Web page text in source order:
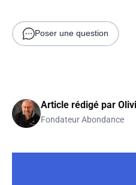
Poser une question
Article rédigé par
Fondateur Abondance